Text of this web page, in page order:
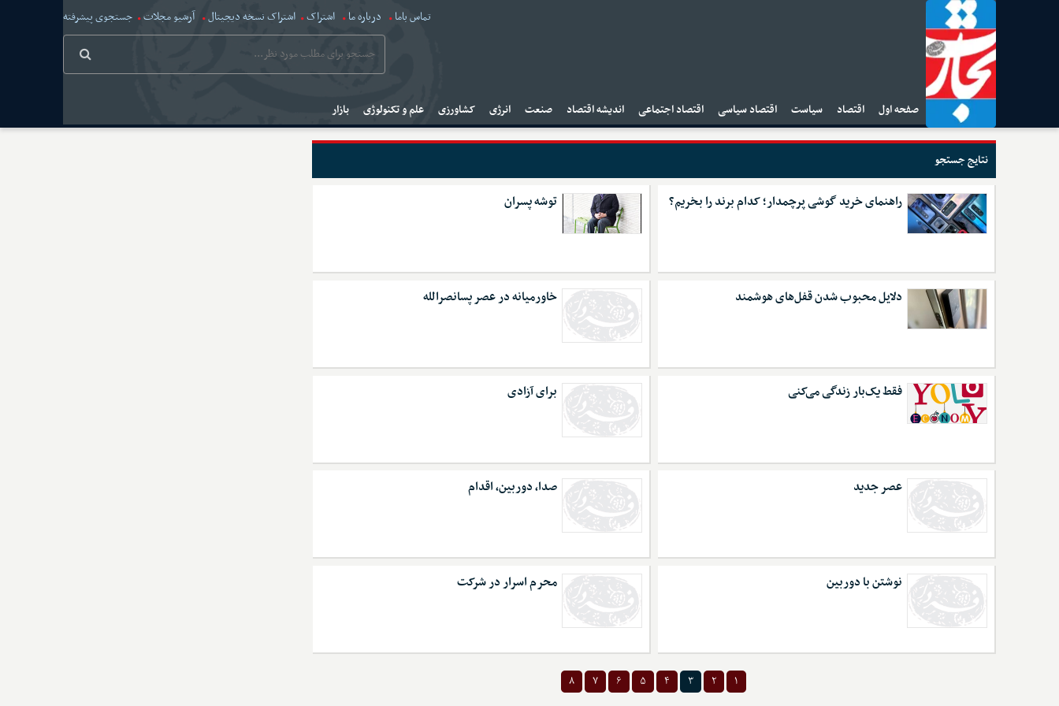
تماس باما درباره ما اشتراک اشتراک نسخه دیجیتال آرشیو مجلات جستجوی پیشرفته
صفحه اول اقتصاد سیاست اقتصاد سیاسی اقتصاد اجتماعی اندیشه اقتصاد صنعت انرژی کشاورزی علم و تکنولوژی بازار
نتایج جستجو
راهنمای خرید گوشی پرچمدار؛ کدام برند را بخریم؟ توشه پسران
دلایل محبوب شدن قفل‌های هوشمند خاورمیانه در عصر پسانصرالله
فقط یک‌بار زندگی می‌کنی برای آزادی
عصر جدید صدا، دوربین، اقدام
نوشتن با دوربین محرم اسرار در شرکت
۱ ۲ ۳ ۴ ۵ ۶ ۷ ۸